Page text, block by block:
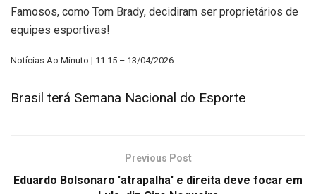
Famosos, como Tom Brady, decidiram ser proprietários de
equipes esportivas!
Notícias Ao Minuto | 11:15 – 13/04/2026
Brasil terá Semana Nacional do Esporte
Previous Post
Eduardo Bolsonaro 'atrapalha' e direita deve focar em